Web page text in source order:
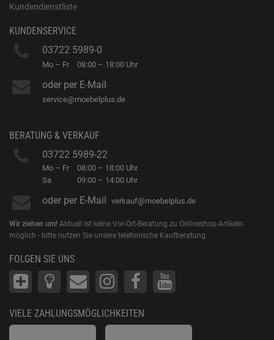
Kundendienstliste
KUNDENSERVICE
03722 5989-0
Mo – Fr 08:00 – 18:00 Uhr
oder per E-Mail
service@moebelplus.de
BERATUNG & VERKAUF
03722 5989-22
Mo – Fr
Sa
08:00 – 18:00 Uhr
09:00 – 14:00 Uhr
oder per E-Mail verkauf@moebelplus.de
Wir ziehen um! Aktuell ist keine Vor-Ort-Beratung zu Onlineshop-Artikeln
möglich - bitte nutzen Sie unsere telefonische Kaufberatung.
FOLGEN SIE UNS
VIELE ZAHLUNGSMÖGLICHKEITEN